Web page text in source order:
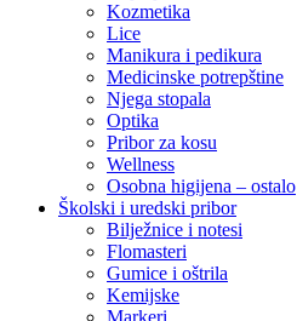
Kozmetika
Lice
Manikura i pedikura
Medicinske potrepštine
Njega stopala
Optika
Pribor za kosu
Wellness
Osobna higijena – ostalo
Školski i uredski pribor
Bilježnice i notesi
Flomasteri
Gumice i oštrila
Kemijske
Markeri